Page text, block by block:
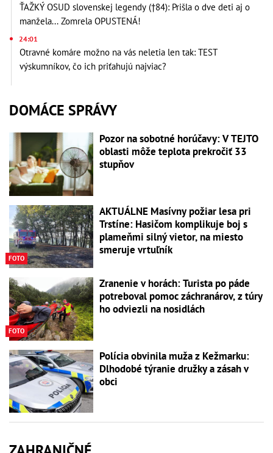
ŤAŽKÝ OSUD slovenskej legendy (†84): Prišla o dve deti aj o
manžela... Zomrela OPUSTENÁ!
24:01
Otravné komáre možno na vás neletia len tak: TEST
výskumníkov, čo ich priťahujú najviac?
DOMÁCE SPRÁVY
Pozor na sobotné horúčavy: V TEJTO
oblasti môže teplota prekročiť 33
stupňov
FOTO
AKTUÁLNE Masívny požiar lesa pri
Trstíne: Hasičom komplikuje boj s
plameňmi silný vietor, na miesto
smeruje vrtuľník
FOTO
Zranenie v horách: Turista po páde
potreboval pomoc záchranárov, z túry
ho odviezli na nosidlách
Polícia obvinila muža z Kežmarku:
Dlhodobé týranie družky a zásah v
obci